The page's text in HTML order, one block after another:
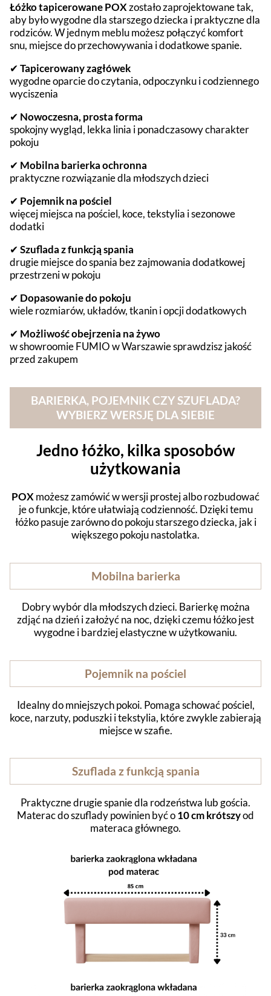
Łóżko tapicerowane POXzostało zaprojektowane tak,
aby było wygodne dla starszego dziecka i praktyczne dla
rodziców. W jednym meblu możesz połączyć komfort
snu, miejsce do przechowywania i dodatkowe spanie.
✔Tapicerowany zagłówek
wygodne oparcie do czytania, odpoczynku i codziennego
wyciszenia
✔ Nowoczesna, prosta forma
spokojny wygląd, lekka linia i ponadczasowy charakter
pokoju
✔ Mobilna barierka ochronna
praktyczne rozwiązanie dla młodszych dzieci
✔ Pojemnik na pościel
więcej miejsca na pościel, koce, tekstylia i sezonowe
dodatki
✔Szuflada z funkcją spania
drugie miejsce do spania bez zajmowania dodatkowej
przestrzeni w pokoju
✔ Dopasowanie do pokoju
wiele rozmiarów, układów, tkanin i opcji dodatkowych
✔ Możliwość obejrzenia na żywo
w showroomie FUMIO w Warszawie sprawdzisz jakość
przed zakupem
BARIERKA, POJEMNIK CZY SZUFLADA?
WYBIERZ WERSJĘ DLA SIEBIE
Jedno łóżko, kilka sposobów
użytkowania
POX możesz zamówić w wersji prostej albo rozbudować
je o funkcje, które ułatwiają codzienność. Dzięki temu
łóżko pasuje zarówno do pokoju starszego dziecka, jak i
większego pokoju nastolatka.
Mobilna barierka
Dobry wybór dla młodszych dzieci. Barierkę można
zdjąć na dzień i założyć na noc, dzięki czemu łóżko jest
wygodne i bardziej elastyczne w użytkowaniu.
Pojemnik na pościel
Idealny do mniejszych pokoi. Pomaga schować pościel,
koce, narzuty, poduszki i tekstylia, które zwykle zabierają
miejsce w szafie.
Szuflada z funkcją spania
Praktyczne drugie spanie dla rodzeństwa lub gościa.
Materac do szuflady powinien być o10 cm krótszyod
materaca głównego.